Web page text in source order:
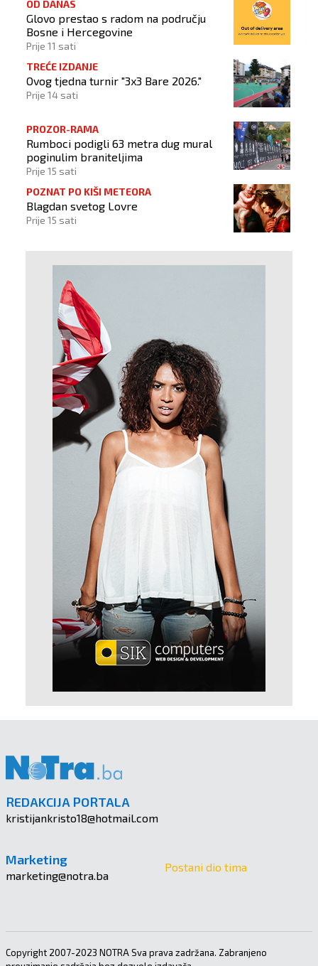
OD DANAS
Glovo prestao s radom na području
Bosne i Hercegovine
Prije 11 sati
TREĆE IZDANJE
Ovog tjedna turnir "3x3 Bare 2026."
Prije 14 sati
PROZOR-RAMA
Rumboci podigli 63 metra dug mural
poginulim braniteljima
Prije 15 sati
POZNAT PO KIŠI METEORA
Blagdan svetog Lovre
Prije 15 sati
REDAKCIJA PORTALA
kristijankristo18@hotmail.com
Marketing
marketing@notra.ba
Postani dio tima
Copyright 2007-2023 NOTRA Sva prava zadržana. Zabranjeno